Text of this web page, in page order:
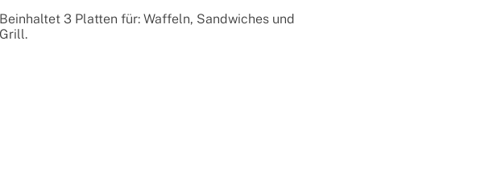
Beinhaltet 3 Platten für: Waffeln, Sandwiches und
Grill.